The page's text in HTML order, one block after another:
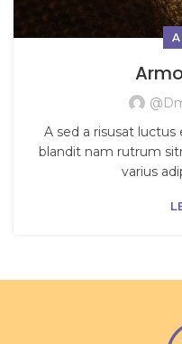
A sed a risusat
blandit nam rutrum
varius